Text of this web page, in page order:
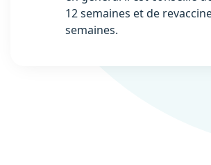
12 semaines et de
semaines.